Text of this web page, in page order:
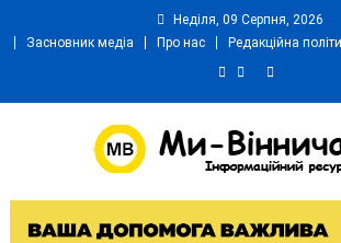
Неділя, 09 Серпня, 2026
Засновник медіа
Про нас Редакційна
Ми Вінничани